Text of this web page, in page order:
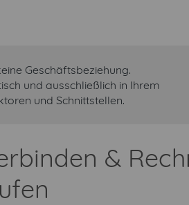
Geschäftsbeziehung.
und ausschließlich in Ihrem
und Schnittstellen.
&